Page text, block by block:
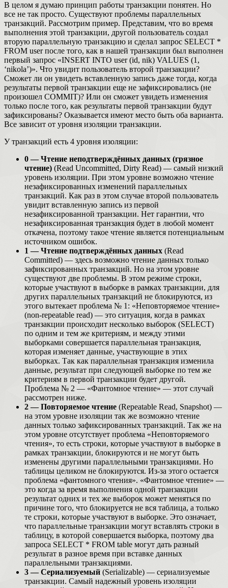
В целом я думаю принцип работы транзакции понятен. Но
все не так просто. Существуют проблемы параллельных
транзакций. Рассмотрим пример. Представим, что во время
выполнения этой транзакции, другой пользователь создал
вторую параллельную транзакцию и сделал запрос SELECT *
FROM user после того, как в нашей транзакции был выполнен
первый запрос «INSERT INTO user (id, nik) VALUES (1,
‘nikola’)». Что увидит пользователь второй транзакции?
Сможет ли он увидеть вставленную запись даже тогда, когда
результаты первой транзакции еще не зафиксировались (не
произошел COMMIT)? Или он сможет увидеть изменения
только после того, как результаты первой транзакции будут
зафиксированы? Оказывается имеют место быть оба варианта.
Все зависит от уровня изоляции транзакции.
У транзакций есть 4 уровня изоляции:
0 — Чтение неподтверждённых данных (грязное
чтение) (Read Uncommitted, Dirty Read) — самый низкий
уровень изоляции. При этом уровне возможно чтение
незафиксированных изменений параллельных
транзакций. Как раз в этом случае второй пользователь
увидит вставленную запись из первой
незафиксированной транзакции. Нет гарантии, что
незафиксированная транзакция будет в любой момент
откачена, поэтому такое чтение является потенциальным
источником ошибок.
1 — Чтение подтверждённых данных (Read
Committed) — здесь возможно чтение данных только
зафиксированных транзакций. Но на этом уровне
существуют две проблемы. В этом режиме строки,
которые участвуют в выборке в рамках транзакции, для
других параллельных транзакций не блокируются, из
этого вытекает проблема № 1: «Неповторяемое чтение»
(non-repeatable read) — это ситуация, когда в рамках
транзакции происходит несколько выборок (SELECT)
по одним и тем же критериям, и между этими
выборками совершается параллельная транзакция,
которая изменяет данные, участвующие в этих
выборках. Так как параллельная транзакция изменила
данные, результат при следующей выборке по тем же
критериям в первой транзакции будет другой.
Проблема № 2 — «Фантомное чтение» — этот случай
рассмотрен ниже.
2 — Повторяемое чтение (Repeatable Read, Snapshot) —
на этом уровне изоляции так же возможно чтение
данных только зафиксированных транзакций. Так же на
этом уровне отсутствует проблема «Неповторяемого
чтения», то есть строки, которые участвуют в выборке в
рамках транзакции, блокируются и не могут быть
изменены другими параллельными транзакциями. Но
таблицы целиком не блокируются. Из-за этого остается
проблема «фантомного чтения». «Фантомное чтение» —
это когда за время выполнения одной транзакции
результат одних и тех же выборок может меняться по
причине того, что блокируется не вся таблица, а только
те строки, которые участвуют в выборке. Это означает,
что параллельные транзакции могут вставлять строки в
таблицу, в которой совершается выборка, поэтому два
запроса SELECT * FROM table могут дать разный
результат в разное время при вставке данных
параллельными транзакциями.
3 — Сериализуемый (Serializable) — сериализуемые
транзакции. Самый надежный уровень изоляции